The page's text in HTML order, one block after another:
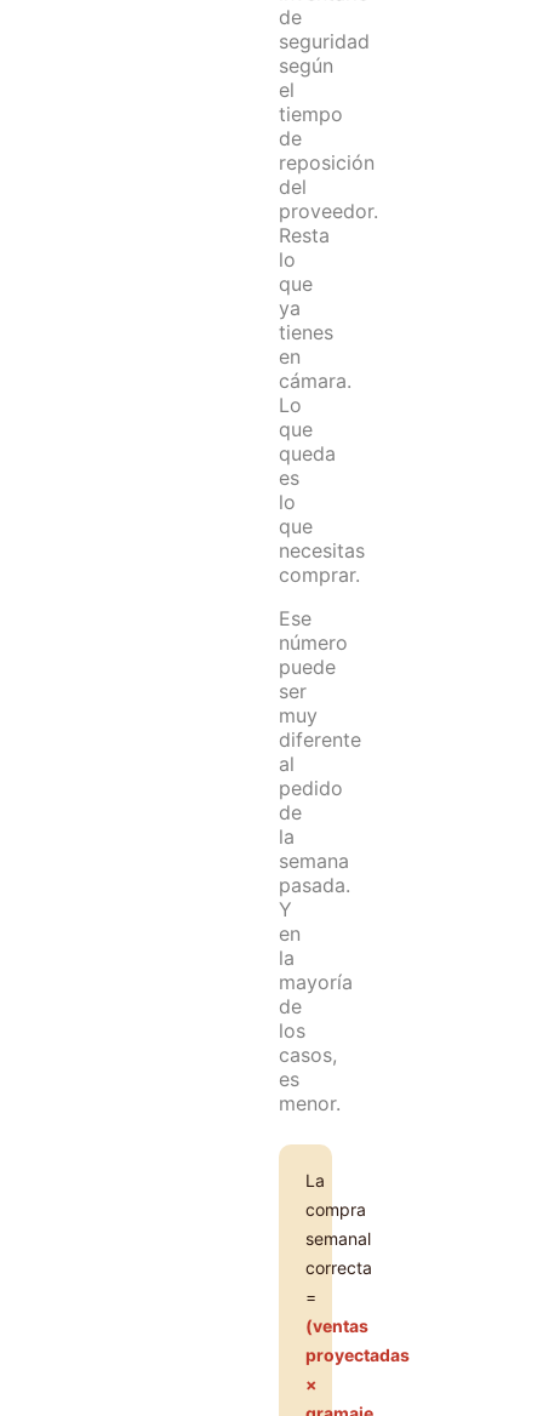
de
seguridad
según
el
tiempo
de
reposición
del
proveedor.
Resta
lo
que
ya
tienes
en
cámara.
Lo
que
queda
es
lo
que
necesitas
comprar.
Ese
número
puede
ser
muy
diferente
al
pedido
de
la
semana
pasada.
Y
en
la
mayoría
de
los
casos,
es
menor.
La
compra
semanal
correcta
=
(ventas
proyectadas
×